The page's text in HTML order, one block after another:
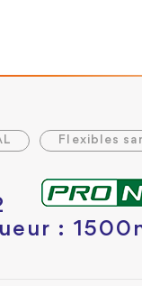
Flexibles
: